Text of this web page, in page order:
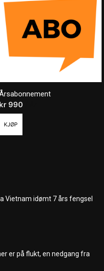
kr990
KJØP
Vietnam idømt 7 års fengsel
er på flukt, en nedgang fra